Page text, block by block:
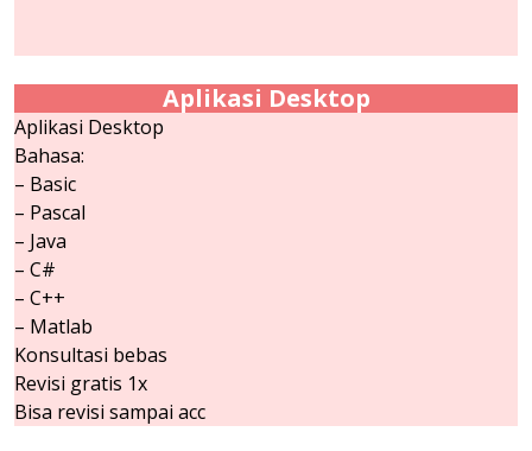
Aplikasi Desktop
Aplikasi Desktop
Bahasa:
– Basic
– Pascal
– Java
– C#
– C++
– Matlab
Konsultasi bebas
Revisi gratis 1x
Bisa revisi sampai acc